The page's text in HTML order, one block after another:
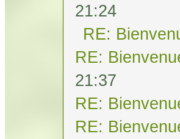
21:24
RE:
RE:
21:37
RE:
RE: